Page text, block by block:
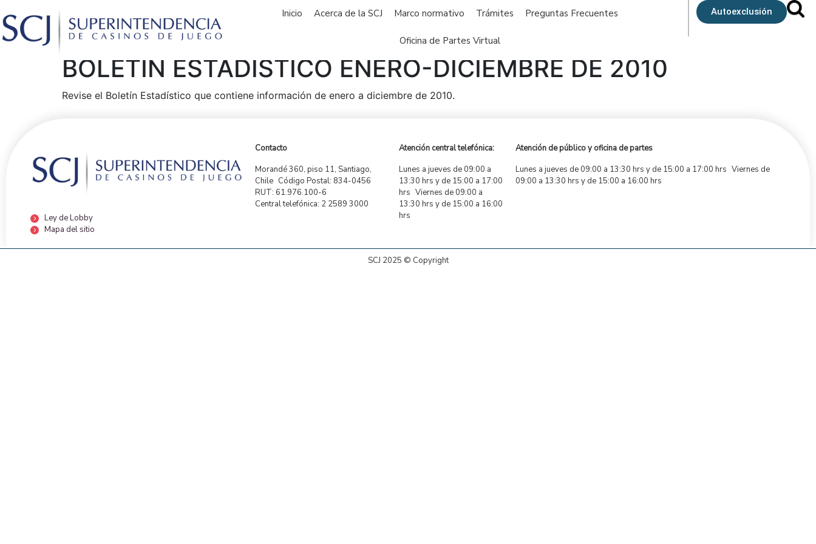
Inicio Acerca de la SCJ Marco normativo Trámites Preguntas Frecuentes
Oficina de Partes Virtual
Autoexclusión
BOLETÍN ESTADÍSTICO ENERO-DICIEMBRE DE 2010
Revise el Boletín Estadístico que contiene información de enero a diciembre de 2010.
Ley de Lobby
Mapa del sitio
Contacto
Morandé 360, piso 11, Santiago,
Chile Código Postal: 834-0456
RUT: 61.976.100-6
Central telefónica: 2 2589 3000
Atención central telefónica:
Lunes a jueves de 09:00 a
13:30 hrs y de 15:00 a 17:00
hrs Viernes de 09:00 a
13:30 hrs y de 15:00 a 16:00
hrs
Atención de público y oficina de partes
Lunes a jueves de 09:00 a 13:30 hrs y de 15:00 a 17:00 hrs Viernes de
09:00 a 13:30 hrs y de 15:00 a 16:00 hrs
SCJ 2025 © Copyright